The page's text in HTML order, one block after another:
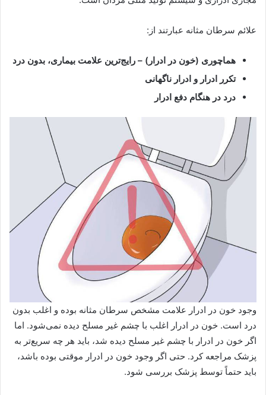
علائم سرطان مثانه عبارتند از:
هماچوری (خون در ادرار) – رایج‌ترین علامت بیماری، بدون درد
تکرر ادرار و ادرار ناگهانی
درد در هنگام دفع ادرار
وجود خون در ادرار علامت مشخص سرطان مثانه بوده و اغلب بدون
درد است. خون در ادرار اغلب با چشم غیر مسلح دیده نمی‌شود. اما
اگر خون در ادرار با چشم غیر مسلح دیده شد، باید هر چه سریع‌تر به
پزشک مراجعه کرد. حتی اگر وجود خون در ادرار موقتی بوده باشد،
باید حتماً توسط پزشک بررسی شود.